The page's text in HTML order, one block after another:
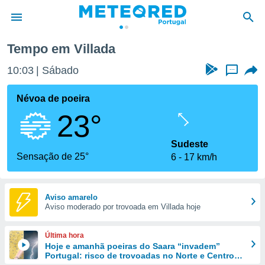
da
foi
fornecidas
a este
das
e
forma
digital
Tempo em Villada
10:03 Sábado ...
Névoa de poeira
23°
Sensação de 25°
Sudeste
6
17 km/h
Aviso amarelo
Aviso moderado por trovoada em Villada hoje
Última hora
Hoje e amanhã poeiras do Saara “invadem”
Portugal: risco de trovoadas no Norte e Centro